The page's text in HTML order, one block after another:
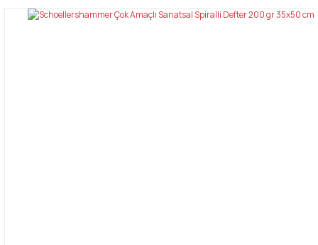
Bu ürüne ilk yorumu siz yapın!
tarafımıza iletebilirsiniz.